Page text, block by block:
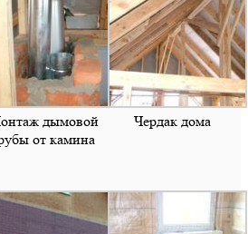
дымовой
от камина
Чердак дома